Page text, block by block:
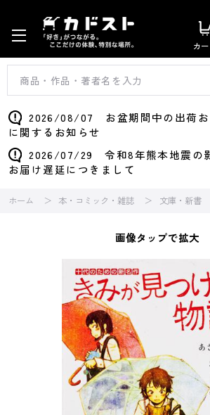
カ
2026/08/07 お盆期間中の出荷お
に関するお知らせ
2026/07/29 令和8年熊本地震の
お届け遅延につきまして
ホーム 本・コミック・雑誌 文庫・新書
画像タップで拡大